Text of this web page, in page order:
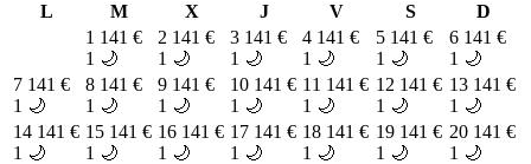
L M X J V S
D
1 141 €
1 🌙
2 141 €
1 🌙
3 141 €
1 🌙
4 141 €
1 🌙
5 141 €
1 🌙
6 141 €
1 🌙
7 141 €
1 🌙
8 141 €
1 🌙
9 141 €
1 🌙
10 141 €
1 🌙
11 141 €
1 🌙
12 141 €
1 🌙
13 141 €
1 🌙
14 141 €
1 🌙
15 141 €
1 🌙
16 141 €
1 🌙
17 141 €
1 🌙
18 141 €
1 🌙
19 141 €
1 🌙
20 141 €
1 🌙